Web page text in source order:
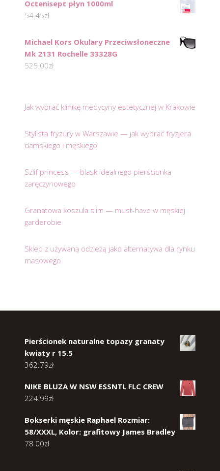
Octenisept płyn 1000ml
54.45zł
Michael Kors Okulary Przeciwsłoneczne
Mk 2131 Rochelle 33328G
525.00zł
Jak wybrać klinikę medycyny estetycznej w Krakowie
Stylista fryzury w Warszawie — jak wybrać fryzjera
damskiego i męskiego
Szlif princess — blask idealnego pierścionka
zaręczynowego
Granatowa koszula slim — must-have w męskiej
garderobie
Sklep z używaną odzieżą jako alternatywa dla rynku
masowego
Pierścionek naturalne topazy granaty
kwiaty r 15.5
362.79zł
NIKE BLUZA W NSW ESSNTL FLC CREW
224.99zł
Bokserki męskie Raphael Rozmiar:
58/XXXL, Kolor: grafitowy James Bradley
78.00zł